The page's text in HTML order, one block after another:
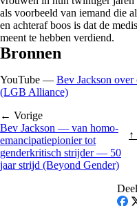
als voorbeeld van iemand die
en achteraf boos is dat de
meent te hebben verdiend.
Bronnen
YouTube — Bev Jackson over
(LGB Alliance)
← Vorige
Bev Jackson — van homo-
emancipatiepionier tot
genderkritisch strijder — 50
jaar strijd (Beyond Gender)